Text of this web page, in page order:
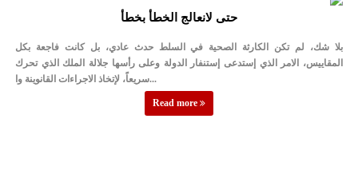
حتى لانعالج الخطأ بخطأ
بلا شك، لم تكن الكارثة الصحية في السلط حدث عادي، بل كانت فاجعة بكل
المقاييس، الامر الذي إستدعى إستنفار الدولة وعلى رأسها جلالة الملك الذي تحرك
سريعاً، لإتخاذ الاجراءات القانوينة وا...
Read more